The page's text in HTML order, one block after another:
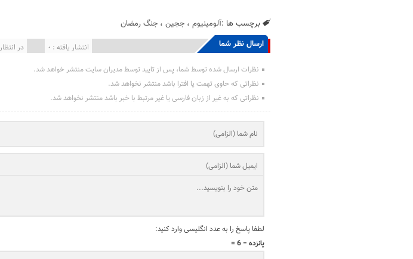
برچسب ها :آلومینیوم ،ججین ،جنگ رمضان
ارسال نظر شما در انتشار یافته : 0
نظرات ارسال شده توسط شما، پس از تایید توسط مدیران سایت منتشر خواهد شد.
نظراتی که حاوی تهمت یا افترا باشد منتشر نخواهد شد.
نظراتی که به غیر از زبان فارسی یا غیر مرتبط با خبر باشد منتشر نخواهد شد.
لطفا پاسخ را به عدد انگلیسی وارد کنید:
پانزده − 6 =